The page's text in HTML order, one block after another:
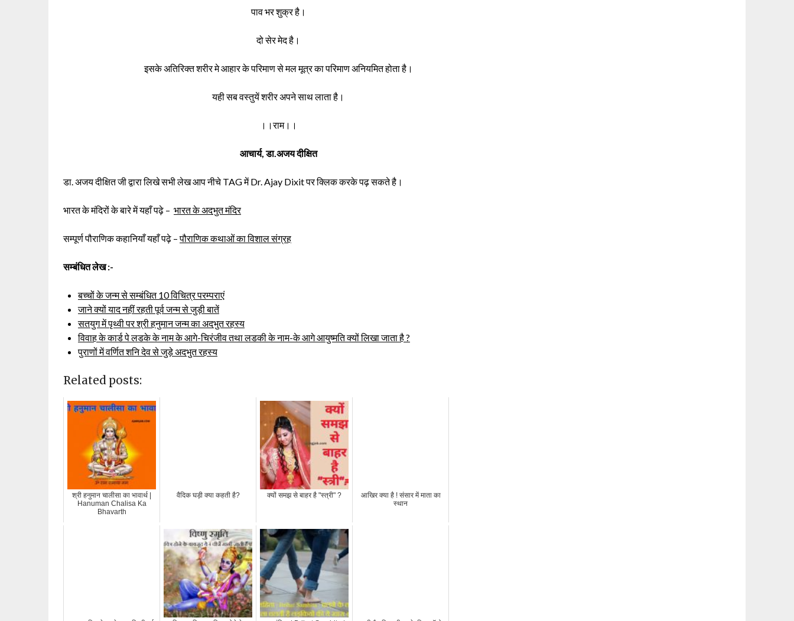
पाव भर शुक्र है।
दो सेर मेद है।
इसके अतिरिक्त शरीर मे आहार के परिमाण से मल मूत्र का परिमाण अनियमित होता है।
यही सब वस्तुयें शरीर अपने साथ लाता है।
।।राम।।
आचार्य, डा.अजय दीक्षित
डा. अजय दीक्षित जी द्वारा लिखे सभी लेख आप नीचे TAG में Dr. Ajay Dixit पर क्लिक करके पढ़ सकते है।
भारत के मंदिरों के बारे में यहाँ पढ़े – भारत के अदभुत मंदिर
सम्पूर्ण पौराणिक कहानियाँ यहाँ पढ़े –पौराणिक कथाओं का विशाल संग्रह
सम्बंधित लेख :-
बच्चों के जन्म से सम्बंधित 10 विचित्र परम्पराएं
जाने क्यों याद नहीं रहती पूर्व जन्म से जुड़ी बातें
सतयुग में पृथ्वी पर श्री हनुमान जन्म का अदभुत रहस्य
विवाह के कार्ड पे लडके के नाम के आगे-चिरंजीव तथा लडकी के नाम-के आगे आयुष्मति क्यों लिखा जाता है ?
पुराणों में वर्णित शनि देव से जुड़े अदभुत रहस्य
Related posts:
श्री हनुमान चालीसा का भावार्थ |
Hanuman Chalisa Ka
Bhavarth
वैदिक घड़ी क्या कहती है? क्यों समझ से बाहर है "स्त्री" ?
आखिर क्या है ! संसार में माता का
स्थान